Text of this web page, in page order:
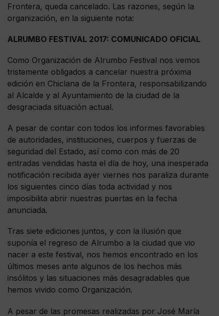
Frontera, queda cancelado. Las razones, según la
organización, en la siguiente nota:
ALRUMBO FESTIVAL 2017: COMUNICADO OFICIAL
Como Organización de Alrumbo Festival nos vemos
tristemente obligados a cancelar nuestra próxima
edición en Chiclana de la Frontera, responsabilizando
al Alcalde y al Ayuntamiento de la ciudad de la
desgraciada situación actual.
A pesar de contar con todos los informes favorables
de autoridades, instituciones, cuerpos y fuerzas de
seguridad del Estado, así como con más de 20
entradas vendidas hasta el día de hoy, una inesperada
notificación recibida ayer viernes nos paraliza durante
los siguientes cinco días toda actividad y nos
imposibilita abrir nuestras puertas en la fecha
anunciada.
Tras siete ediciones juntos, y con la ilusión que
suponía el regreso de Alrumbo a la ciudad que vio
nacer a este festival, nos hemos encontrado en los
últimos meses ante algunos de los hechos más
insólitos y las situaciones más desagradables que
hemos vivido como Organización.
A pesar de las promesas realizadas por José María